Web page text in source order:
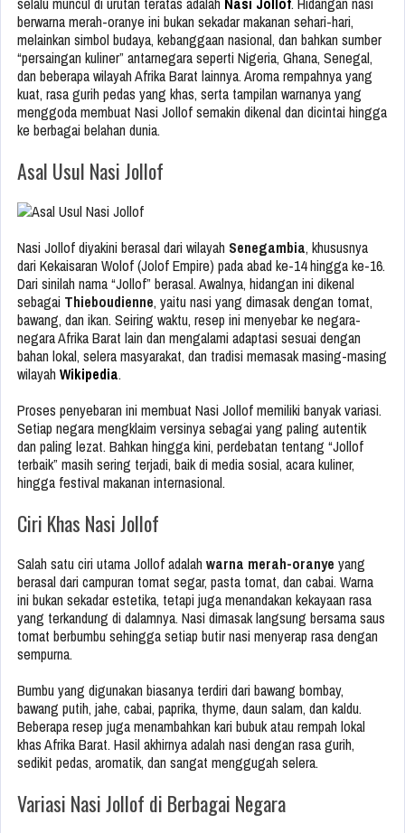
selalu muncul di urutan teratas adalah Nasi Jollof. Hidangan nasi
berwarna merah-oranye ini bukan sekadar makanan sehari-hari,
melainkan simbol budaya, kebanggaan nasional, dan bahkan sumber
“persaingan kuliner” antarnegara seperti Nigeria, Ghana, Senegal,
dan beberapa wilayah Afrika Barat lainnya. Aroma rempahnya yang
kuat, rasa gurih pedas yang khas, serta tampilan warnanya yang
menggoda membuat Nasi Jollof semakin dikenal dan dicintai hingga
ke berbagai belahan dunia.
Asal Usul Nasi Jollof
Nasi Jollof diyakini berasal dari wilayah Senegambia, khususnya
dari Kekaisaran Wolof (Jolof Empire) pada abad ke-14 hingga ke-16.
Dari sinilah nama “Jollof” berasal. Awalnya, hidangan ini dikenal
sebagai Thieboudienne, yaitu nasi yang dimasak dengan tomat,
bawang, dan ikan. Seiring waktu, resep ini menyebar ke negara-
negara Afrika Barat lain dan mengalami adaptasi sesuai dengan
bahan lokal, selera masyarakat, dan tradisi memasak masing-masing
wilayah Wikipedia.
Proses penyebaran ini membuat Nasi Jollof memiliki banyak variasi.
Setiap negara mengklaim versinya sebagai yang paling autentik
dan paling lezat. Bahkan hingga kini, perdebatan tentang “Jollof
terbaik” masih sering terjadi, baik di media sosial, acara kuliner,
hingga festival makanan internasional.
Ciri Khas Nasi Jollof
Salah satu ciri utama Jollof adalah warna merah-oranye yang
berasal dari campuran tomat segar, pasta tomat, dan cabai. Warna
ini bukan sekadar estetika, tetapi juga menandakan kekayaan rasa
yang terkandung di dalamnya. Nasi dimasak langsung bersama saus
tomat berbumbu sehingga setiap butir nasi menyerap rasa dengan
sempurna.
Bumbu yang digunakan biasanya terdiri dari bawang bombay,
bawang putih, jahe, cabai, paprika, thyme, daun salam, dan kaldu.
Beberapa resep juga menambahkan kari bubuk atau rempah lokal
khas Afrika Barat. Hasil akhirnya adalah nasi dengan rasa gurih,
sedikit pedas, aromatik, dan sangat menggugah selera.
Variasi Nasi Jollof di Berbagai Negara